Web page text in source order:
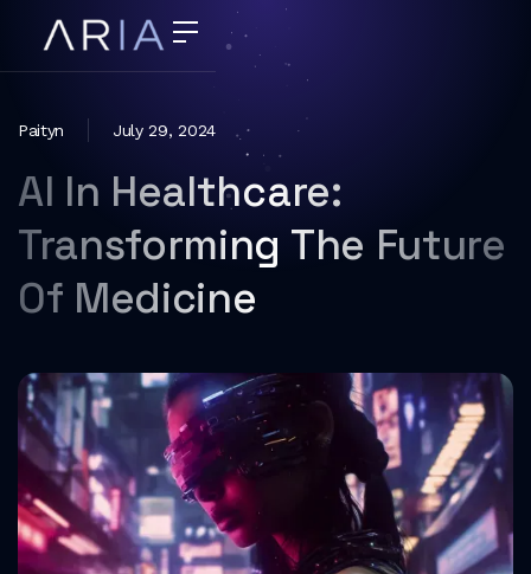
Paityn July 29, 2024
AI In Healthcare:
Transforming The Future
Of Medicine